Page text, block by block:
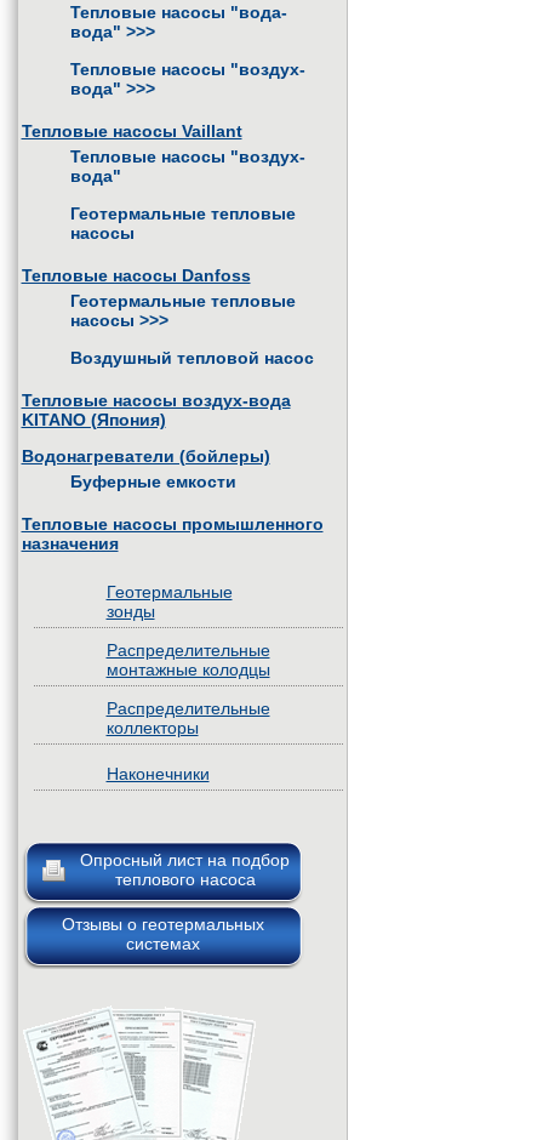
Тепловые насосы "вода-
вода" >>>
Тепловые насосы "воздух-
вода" >>>
Тепловые насосы Vaillant
Тепловые насосы "воздух-
вода"
Геотермальные тепловые
насосы
Тепловые насосы Danfoss
Геотермальные тепловые
насосы >>>
Воздушный тепловой насос
Тепловые насосы воздух-вода
KITANO (Япония)
Водонагреватели (бойлеры)
Буферные емкости
Тепловые насосы промышленного
назначения
Геотермальные
зонды
Распределительные
монтажные колодцы
Распределительные
коллекторы
Наконечники
Опросный лист на подбор
теплового насоса
Отзывы о геотермальных
системах